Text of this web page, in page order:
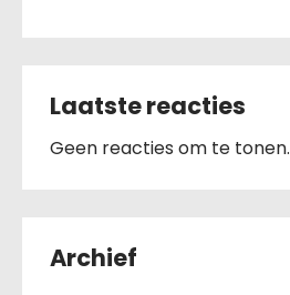
Laatste reacties
Geen reacties om te tonen.
Archief